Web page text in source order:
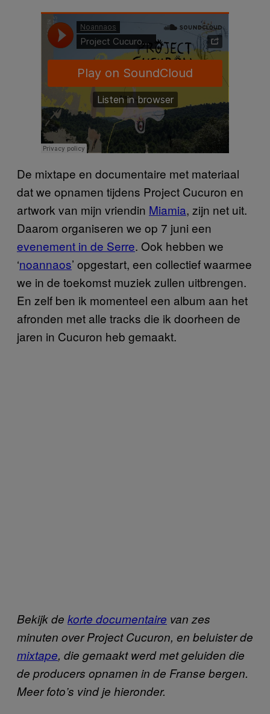
De mixtape en documentaire met materiaal
dat we opnamen tijdens Project Cucuron en
artwork van mijn vriendin Miamia, zijn net uit.
Daarom organiseren we op 7 juni een
evenement in de Serre. Ook hebben we
‘noannaos’ opgestart, een collectief waarmee
we in de toekomst muziek zullen uitbrengen.
En zelf ben ik momenteel een album aan het
afronden met alle tracks die ik doorheen de
jaren in Cucuron heb gemaakt.
Bekijk de korte documentaire van zes
minuten over Project Cucuron, en beluister de
mixtape, die gemaakt werd metgeluiden die
de producers opnamen in de Franse bergen.
Meer foto’s vind je hieronder.